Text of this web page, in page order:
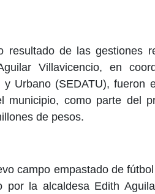
resultado de las gestiones
Villavicencio, en
Urbano (SEDATU), fueron
como parte del
de pesos.
campo empastado de
por la alcaldesa Edith